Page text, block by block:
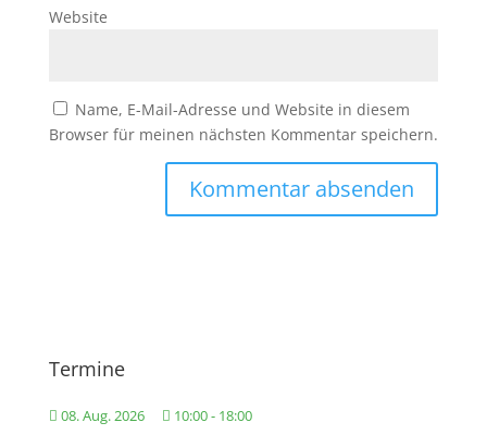
Website
Name, E-Mail-Adresse und Website in diesem
Browser für meinen nächsten Kommentar speichern.
Termine
08. Aug. 2026 10:00- 18:00